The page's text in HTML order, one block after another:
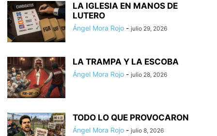
LA IGLESIA EN MANOS DE
LUTERO
Ángel Mora Rojo - julio 29, 2026
LA TRAMPA Y LA ESCOBA
Ángel Mora Rojo - julio 28, 2026
TODO LO QUE PROVOCARON
Ángel Mora Rojo - julio 8, 2026